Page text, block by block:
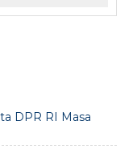
DPR RI Masa